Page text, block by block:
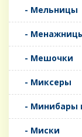
- Мельницы
-
- Мешочки
- Миксеры
- Минибары
- Миски